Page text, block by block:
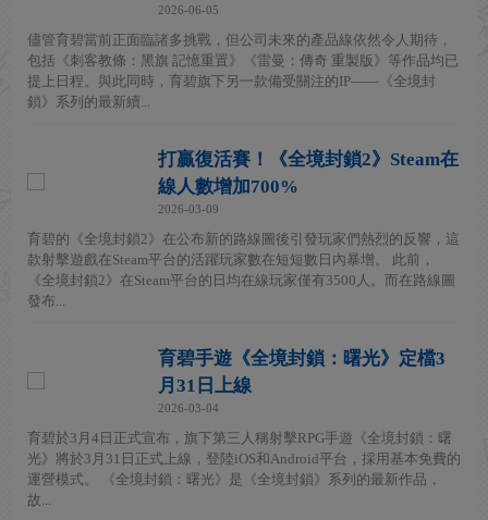
2026-06-05
儘管育碧當前正面臨諸多挑戰，但公司未來的產品線依然令人期待，
包括《刺客教條：黑旗 記憶重置》《雷曼：傳奇 重製版》等作品均已
提上日程。與此同時，育碧旗下另一款備受關注的IP——《全境封
鎖》系列的最新續...
打贏復活賽！《全境封鎖2》Steam在
線人數增加700%
2026-03-09
育碧的《全境封鎖2》在公布新的路線圖後引發玩家們熱烈的反響，這
款射擊遊戲在Steam平台的活躍玩家數在短短數日內暴增。 此前，
《全境封鎖2》在Steam平台的日均在線玩家僅有3500人。而在路線圖
發布...
育碧手遊《全境封鎖：曙光》定檔3
月31日上線
2026-03-04
育碧於3月4日正式宣布，旗下第三人稱射擊RPG手遊《全境封鎖：曙
光》將於3月31日正式上線，登陸iOS和Android平台，採用基本免費的
運營模式。 《全境封鎖：曙光》是《全境封鎖》系列的最新作品，
故...